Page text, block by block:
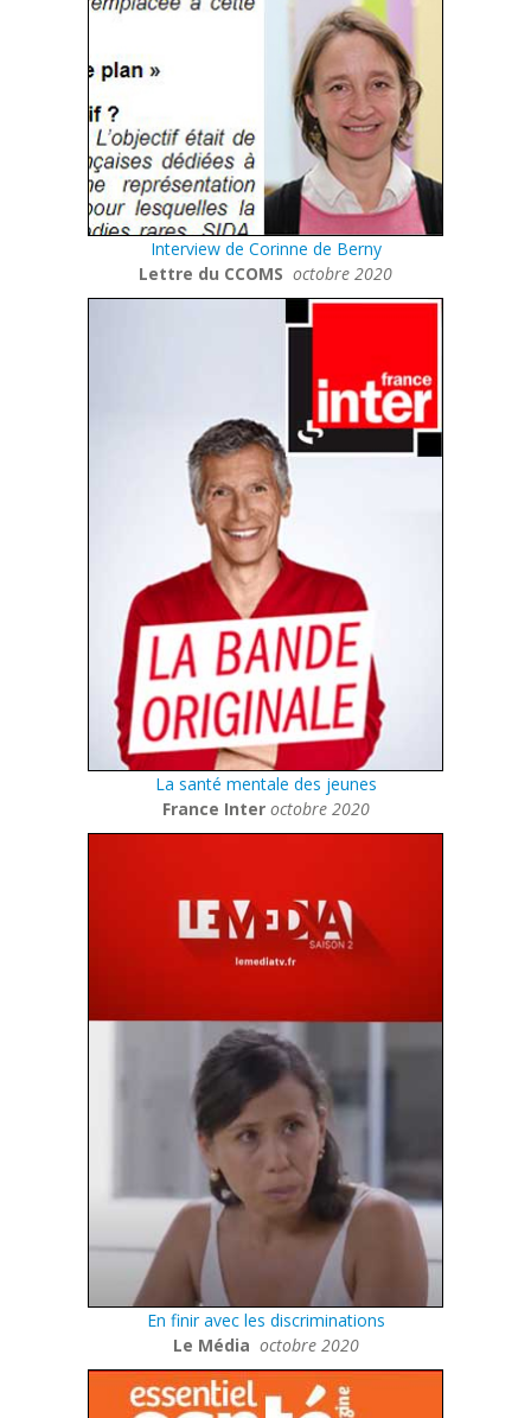
Interview de Corinne de Berny
Lettre du CCOMS octobre 2020
La santé mentale des jeunes
France Inter octobre 2020
En finir avec les discriminations
Le Média octobre 2020